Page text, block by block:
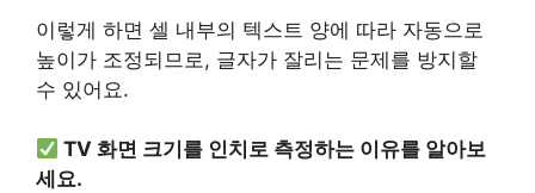
이렇게 하면 셀 내부의 텍스트 양에 따라 자동으로
높이가 조정되므로, 글자가 잘리는 문제를 방지할
수 있어요.
TV 화면 크기를 인치로 측정하는 이유를 알아보
세요.